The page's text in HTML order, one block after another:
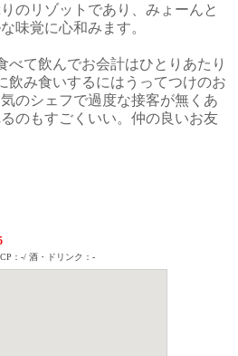
のリゾットであり、みょーんと
味覚に心和みます。
べて飲んでお会計はひとりあたり
飲み食いするにはうってつけのお
のシェフで過度な接客が無くあ
のもすごくいい。仲の良いお友